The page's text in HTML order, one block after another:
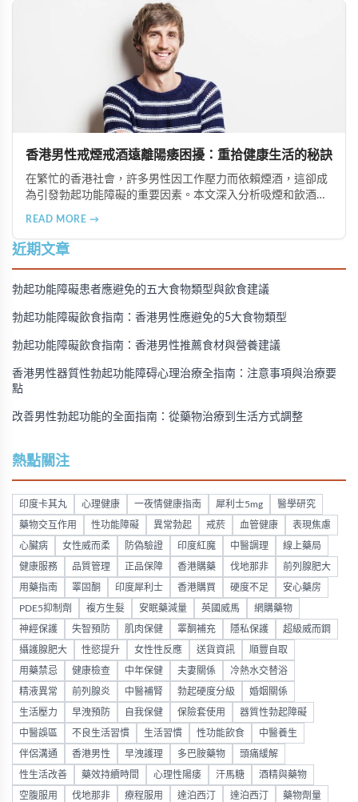
香港男性戒煙戒酒遠離陽痿困擾：重拾健康生活的秘訣
在繁忙的香港社會，許多男性因工作壓力而依賴煙酒，這卻成
為引發勃起功能障礙的重要因素。本文深入分析吸煙和飲酒對
READ MORE →
近期文章
勃起功能障礙患者應避免的五大食物類型與飲食建議
勃起功能障礙飲食指南：香港男性應避免的5大食物類型
勃起功能障礙飲食指南：香港男性推薦食材與營養建議
香港男性器質性勃起功能障碍心理治療全指南：注意事項與治療要
點
改善男性勃起功能的全面指南：從藥物治療到生活方式調整
熱點關注
印度卡其丸 心理健康 一夜情健康指南 犀利士5mg 醫學研究
藥物交互作用 性功能障礙 異常勃起 戒菸 血管健康 表現焦慮
心臟病 女性威而柔 防偽驗證 印度紅魔 中醫調理 線上藥局
健康服務 品質管理 正品保障 香港購藥 伐地那非 前列腺肥大
用藥指南 睪固酮 印度犀利士 香港購買 硬度不足 安心藥房
PDE5抑制劑 複方生髮 安眠藥減量 英國威馬 網購藥物
神經保護 失智預防 肌肉保健 睪酮補充 隱私保護 超級威而鋼
攝護腺肥大 性慾提升 女性性反應 送貨資訊 順豐自取
用藥禁忌 健康檢查 中年保健 夫妻關係 冷熱水交替浴
精液異常 前列腺炎 中醫補腎 勃起硬度分級 婚姻關係
生活壓力 早洩預防 自我保健 保險套使用 器質性勃起障礙
中醫誤區 不良生活習慣 生活習慣 性功能飲食 中醫養生
伴侶溝通 香港男性 早洩護理 多巴胺藥物 頭痛緩解
性生活改善 藥效持續時間 心理性陽痿 汗馬糖 酒精與藥物
空腹服用 伐地那非 療程服用 達泊西汀 達泊西汀 藥物劑量